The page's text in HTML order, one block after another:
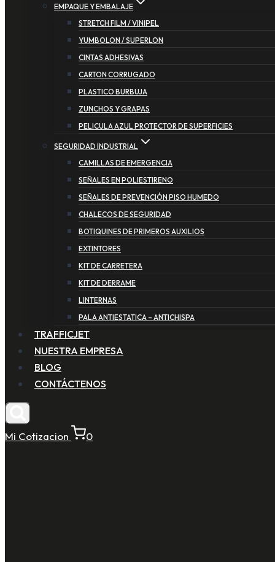
EMPAQUE Y EMBALAJE
STRETCH FILM / VINIPEL
YUMBOLON / SUPERLON
CINTAS ADHESIVAS
CARTON CORRUGADO
PLASTICO BURBUJA
ZUNCHOS Y GRAPAS
PELICULA AZUL PROTECTOR DE SUPERFICIES
SEGURIDAD INDUSTRIAL
CAMILLAS DE EMERGENCIA
SEÑALES EN POLIESTIRENO
SEÑALES DE PREVENCIÓN PISO HUMEDO
CHALECOS DE SEGURIDAD
BOTIQUINES DE PRIMEROS AUXILIOS
EXTINTORES
KIT DE CARRETERA
KIT DE DERRAME
LINTERNAS
PALA ANTIESTATICA – ANTICHISPA
TRAFFICJET
NUESTRA EMPRESA
BLOG
CONTÁCTENOS
Mi Cotizacion 0